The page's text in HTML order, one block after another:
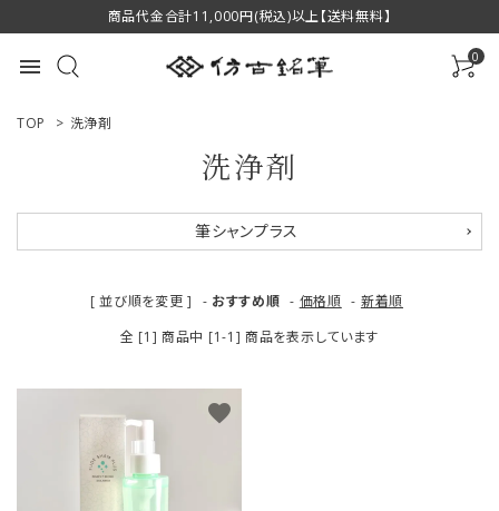
商品代金合計11,000円(税込)以上【送料無料】
menu 0
ACCOUNT MENU
ログイン 新規会員登録
用途で選ぶ
私たちについて
TOP > 洗浄剤
洗浄剤
筆シャンプラス
[ 並び順を変更 ] - おすすめ順 - 価格順 - 新着順
全 [1] 商品中 [1-1] 商品を表示しています
favorite